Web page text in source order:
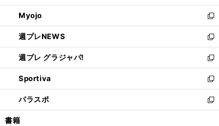
開
く
ウ
で
開
く
ン
ド
ウ
で
開
く
ウ
ィ
ン
ド
ウ
で
開
く
Myojo
新
し
い
ウ
ィ
ン
ド
ウ
で
開
週プレNEWS
新
し
い
ウ
ィ
ン
ド
ウ
週プレ グラジャパ!
新
し
い
ウ
ィ
ン
Sportiva
新
し
い
ウ
パラスポ
新
し
書籍